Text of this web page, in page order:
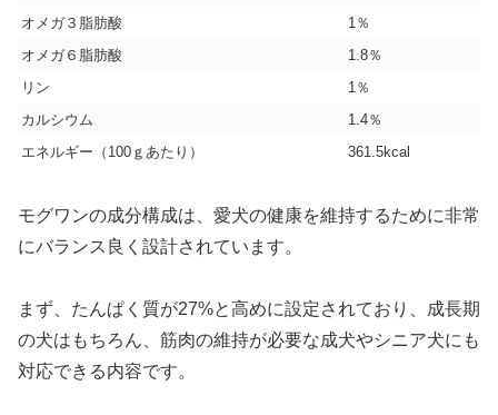
オメガ３脂肪酸
1％
オメガ６脂肪酸
1.8％
リン
1％
カルシウム
1.4％
エネルギー（100ｇあたり）
361.5kcal
モグワンの成分構成は、愛犬の健康を維持するために非常
にバランス良く設計されています。
まず、たんぱく質が27%と高めに設定されており、成長期
の犬はもちろん、筋肉の維持が必要な成犬やシニア犬にも
対応できる内容です。